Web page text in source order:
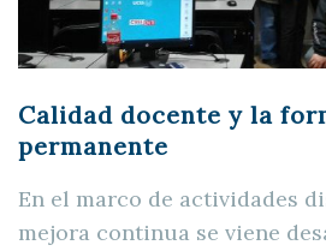
Calidad docente y la
permanente
En el marco de actividades
mejora continua se viene